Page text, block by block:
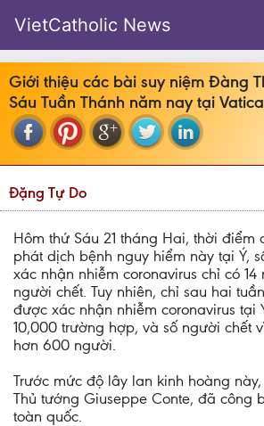
VietCatholic News
Giới thiệu các bài suy niệm Đàng
Sáu Tuần Thánh năm nay tại
Đặng Tự Do
Hôm thứ Sáu 21 tháng Hai, thời điểm
phát dịch bệnh nguy hiểm này tại Ý,
xác nhận nhiễm coronavirus chỉ có
người chết. Tuy nhiên, chỉ sau hai
được xác nhận nhiễm coronavirus tại
10,000 trường hợp, và số người chết
hơn 600 người.
Trước mức độ lây lan kinh hoàng
Thủ tướng Giuseppe Conte, đã công
toàn quốc.